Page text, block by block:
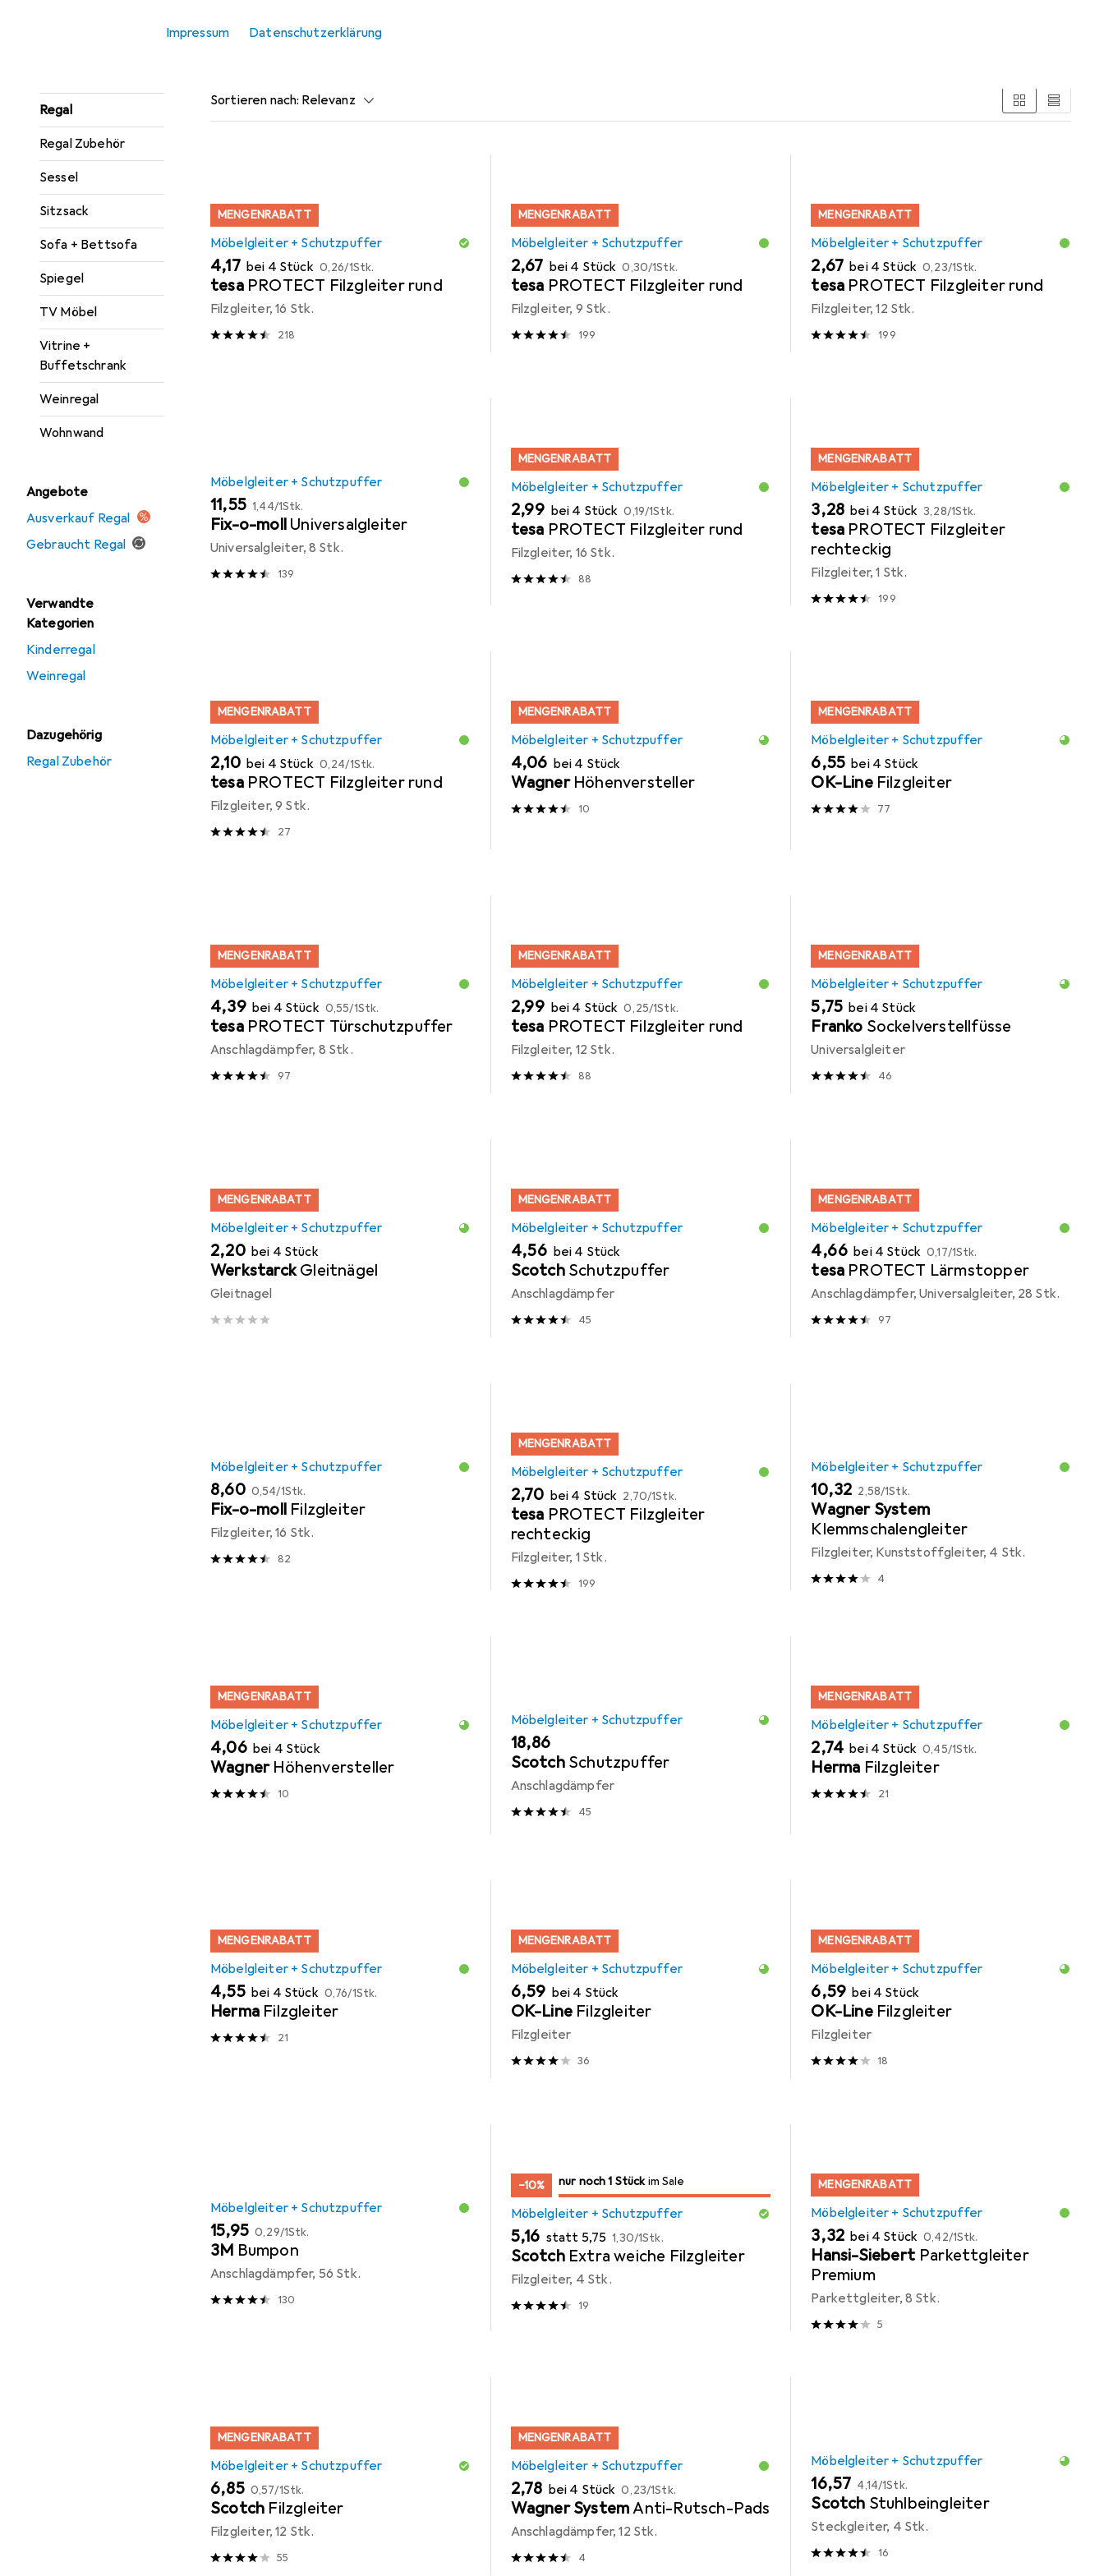
Impressum Datenschutzerklärung
Regal
Regal Zubehör
Sessel
Sitzsack
Sofa + Bettsofa
Spiegel
TV Möbel
Vitrine +
Buffetschrank
Weinregal
Wohnwand
Angebote
Ausverkauf Regal
Gebraucht Regal
Verwandte
Kategorien
Kinderregal
Weinregal
Dazugehörig
Regal Zubehör
Sortieren nach: Relevanz
MENGENRABATT
Möbelgleiter + Schutzpuffer
EUR
4,17 bei 4 Stück EUR
0,26/1Stk.
tesa PROTECT Filzgleiter rund
Filzgleiter, 16 Stk.
218
MENGENRABATT
Möbelgleiter + Schutzpuffer
EUR
2,67 bei 4 Stück EUR
0,30/1Stk.
tesa PROTECT Filzgleiter rund
Filzgleiter, 9 Stk.
199
MENGENRABATT
Möbelgleiter + Schutzpuffer
EUR
2,67 bei 4 Stück EUR
0,23/1Stk.
tesa PROTECT Filzgleiter rund
Filzgleiter, 12 Stk.
199
Möbelgleiter + Schutzpuffer
EUR
11,55 EUR
1,44/1Stk.
Fix-o-moll Universalgleiter
Universalgleiter, 8 Stk.
139
MENGENRABATT
Möbelgleiter + Schutzpuffer
EUR
2,99 bei 4 Stück EUR
0,19/1Stk.
tesa PROTECT Filzgleiter rund
Filzgleiter, 16 Stk.
88
MENGENRABATT
Möbelgleiter + Schutzpuffer
EUR
3,28 bei 4 Stück EUR
3,28/1Stk.
tesa PROTECT Filzgleiter
rechteckig
Filzgleiter, 1 Stk.
199
MENGENRABATT
Möbelgleiter + Schutzpuffer
EUR
2,10 bei 4 Stück EUR
0,24/1Stk.
tesa PROTECT Filzgleiter rund
Filzgleiter, 9 Stk.
27
MENGENRABATT
Möbelgleiter + Schutzpuffer
EUR
4,06 bei 4 Stück
Wagner Höhenversteller
10
MENGENRABATT
Möbelgleiter + Schutzpuffer
EUR
6,55 bei 4 Stück
OK-Line Filzgleiter
77
MENGENRABATT
Möbelgleiter + Schutzpuffer
EUR
4,39 bei 4 Stück EUR
0,55/1Stk.
tesa PROTECT Türschutzpuffer
Anschlagdämpfer, 8 Stk.
97
MENGENRABATT
Möbelgleiter + Schutzpuffer
EUR
2,99 bei 4 Stück EUR
0,25/1Stk.
tesa PROTECT Filzgleiter rund
Filzgleiter, 12 Stk.
88
MENGENRABATT
Möbelgleiter + Schutzpuffer
EUR
5,75 bei 4 Stück
Franko Sockelverstellfüsse
Universalgleiter
46
MENGENRABATT
Möbelgleiter + Schutzpuffer
EUR
2,20 bei 4 Stück
Werkstarck Gleitnägel
Gleitnagel
MENGENRABATT
Möbelgleiter + Schutzpuffer
EUR
4,56 bei 4 Stück
Scotch Schutzpuffer
Anschlagdämpfer
45
MENGENRABATT
Möbelgleiter + Schutzpuffer
EUR
4,66 bei 4 Stück EUR
0,17/1Stk.
tesa PROTECT Lärmstopper
Anschlagdämpfer, Universalgleiter, 28 Stk.
97
Möbelgleiter + Schutzpuffer
EUR
8,60 EUR
0,54/1Stk.
Fix-o-moll Filzgleiter
Filzgleiter, 16 Stk.
82
MENGENRABATT
Möbelgleiter + Schutzpuffer
EUR
2,70 bei 4 Stück EUR
2,70/1Stk.
tesa PROTECT Filzgleiter
rechteckig
Filzgleiter, 1 Stk.
199
Möbelgleiter + Schutzpuffer
EUR
10,32 EUR
2,58/1Stk.
Wagner System
Klemmschalengleiter
Filzgleiter, Kunststoffgleiter, 4 Stk.
4
MENGENRABATT
Möbelgleiter + Schutzpuffer
EUR
4,06 bei 4 Stück
Wagner Höhenversteller
10
Möbelgleiter + Schutzpuffer
EUR
18,86
Scotch Schutzpuffer
Anschlagdämpfer
45
MENGENRABATT
Möbelgleiter + Schutzpuffer
EUR
2,74 bei 4 Stück EUR
0,45/1Stk.
Herma Filzgleiter
21
MENGENRABATT
Möbelgleiter + Schutzpuffer
EUR
4,55 bei 4 Stück EUR
0,76/1Stk.
Herma Filzgleiter
21
MENGENRABATT
Möbelgleiter + Schutzpuffer
EUR
6,59 bei 4 Stück
OK-Line Filzgleiter
Filzgleiter
36
MENGENRABATT
Möbelgleiter + Schutzpuffer
EUR
6,59 bei 4 Stück
OK-Line Filzgleiter
Filzgleiter
18
Möbelgleiter + Schutzpuffer
EUR
15,95 EUR
0,29/1Stk.
3M Bumpon
Anschlagdämpfer, 56 Stk.
130
−10% noch 1 Stückim Sale
nur noch 1 Stück im Sale
Möbelgleiter + Schutzpuffer
EUR
5,16 statt EUR
5,75 EUR
1,30/1Stk.
Scotch Extra weiche Filzgleiter
Filzgleiter, 4 Stk.
19
MENGENRABATT
Möbelgleiter + Schutzpuffer
EUR
3,32 bei 4 Stück EUR
0,42/1Stk.
Hansi-Siebert Parkettgleiter
Premium
Parkettgleiter, 8 Stk.
5
MENGENRABATT
Möbelgleiter + Schutzpuffer
EUR
6,85 EUR
0,57/1Stk.
Scotch Filzgleiter
Filzgleiter, 12 Stk.
55
MENGENRABATT
Möbelgleiter + Schutzpuffer
EUR
2,78 bei 4 Stück EUR
0,23/1Stk.
Wagner SystemAnti-Rutsch-Pads
Anschlagdämpfer, 12 Stk.
4
Möbelgleiter + Schutzpuffer
EUR
16,57 EUR
4,14/1Stk.
Scotch Stuhlbeingleiter
Steckgleiter, 4 Stk.
16